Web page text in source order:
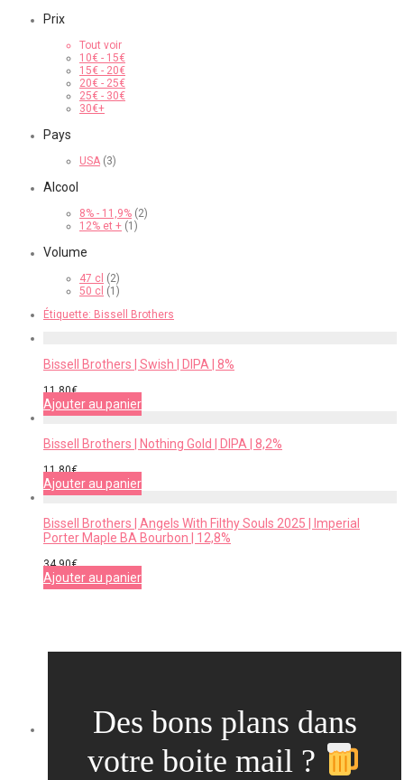
Prix
Tout voir
10€ - 15€
15€ - 20€
20€ - 25€
25€ - 30€
30€+
Pays
USA (3)
Alcool
8% - 11,9% (2)
12% et + (1)
Volume
47 cl (2)
50 cl (1)
Étiquette: Bissell Brothers
Bissell Brothers | Swish | DIPA | 8%
11,80€
Ajouter au panier
Bissell Brothers | Nothing Gold | DIPA | 8,2%
11,80€
Ajouter au panier
Bissell Brothers | Angels With Filthy Souls 2025 | Imperial
Porter Maple BA Bourbon | 12,8%
34,90€
Ajouter au panier
Des bons plans dans
votre boite mail ?